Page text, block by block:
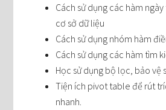
Cách sử dụng các hàm
cơ sở dữ liệu
Cách sử dụng nhóm hàm
Cách sử dụng các hàm tìm
Học sử dụng bộ lọc, bảo vệ
Tiện ích pivot table để rút
nhanh.